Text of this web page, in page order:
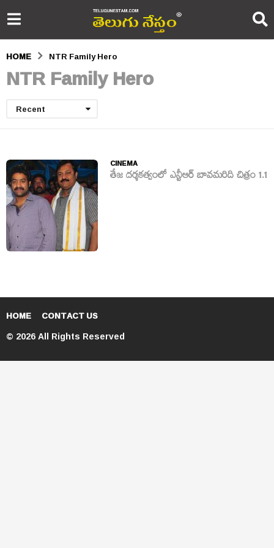
HOME NTR Family Hero
NTR Family Hero
Recent
CINEMA
తేజ దర్శకత్వంలో ఎన్టీఆర్ బావమ‌రిది చిత్రం 1.1
HOME CONTACT US
© 2026 All Rights Reserved